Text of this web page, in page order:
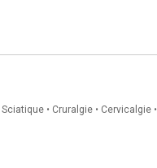
Sciatique• Cruralgie• Cervicalgie•